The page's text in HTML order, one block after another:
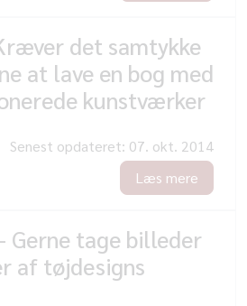
det samtykke
at lave en bog med
kunstværker
Senest opdateret: 07. okt. 2014
Læs mere
Gerne tage billeder
af tøjdesigns